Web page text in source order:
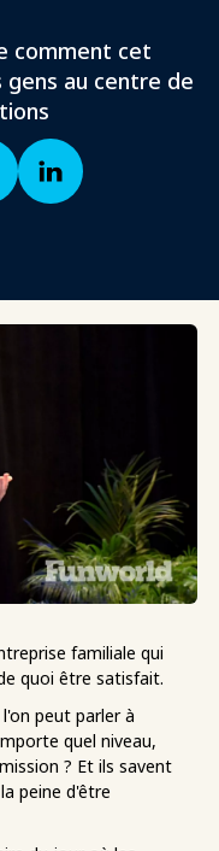
comment cet
au centre de
familiale qui
quoi être satisfait.
peut parler à
quel niveau,
? Et ils savent
peine d'être